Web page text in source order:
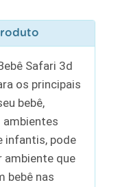
Safari 3d
os principais
bebê,
infantis, pode
ambiente que
bebê nas